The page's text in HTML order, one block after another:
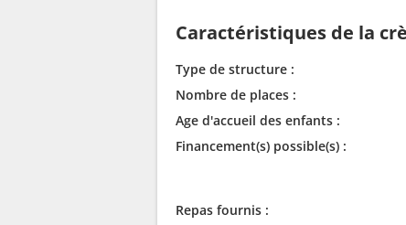
Caractéristiques de la
Type de structure :
Nombre de places :
Age d'accueil des enfants :
Financement(s) possible(s) :
Repas fournis :